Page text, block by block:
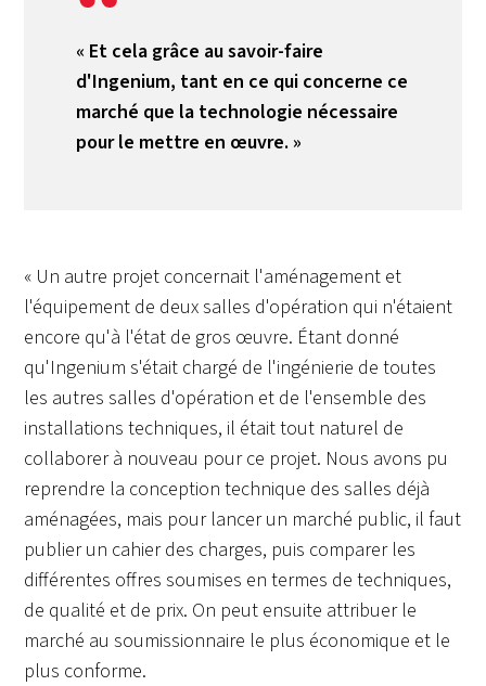
« Et cela grâce au savoir-faire
d'Ingenium, tant en ce qui concerne ce
marché que la technologie nécessaire
pour le mettre en œuvre. »
« Un autre projet concernait l'aménagement et
l'équipement de deux salles d'opération qui n'étaient
encore qu'à l'état de gros œuvre. Étant donné
qu'Ingenium s'était chargé de l'ingénierie de toutes
les autres salles d'opération et de l'ensemble des
installations techniques, il était tout naturel de
collaborer à nouveau pour ce projet. Nous avons pu
reprendre la conception technique des salles déjà
aménagées, mais pour lancer un marché public, il faut
publier un cahier des charges, puis comparer les
différentes offres soumises en termes de techniques,
de qualité et de prix. On peut ensuite attribuer le
marché au soumissionnaire le plus économique et le
plus conforme.